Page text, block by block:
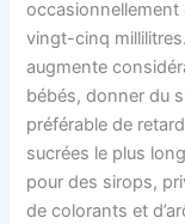
occasionnellement
vingt-cinq
augmente
bébés, donner du
préférable de
sucrées le plus
pour des sirops,
de colorants et